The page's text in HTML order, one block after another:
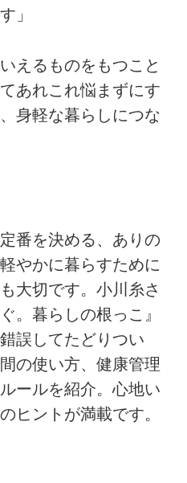
」
えるものをもつこと
あれこれ悩まずにす
身軽な暮らしにつな
番を決める、ありの
やかに暮らすために
大切です。小川糸さ
。暮らしの根っこ』
誤してたどりつい
の使い方、健康管理
ールを紹介。心地い
ヒントが満載です。